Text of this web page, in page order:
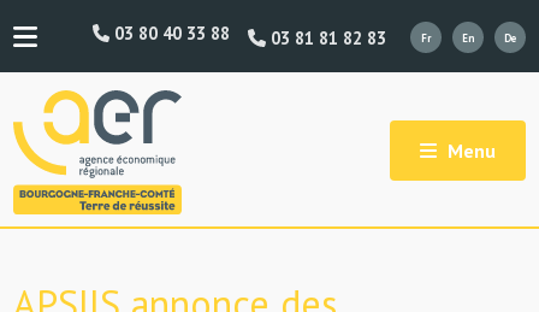
03 81 81 82 83
03 80 40 33 88
Menu